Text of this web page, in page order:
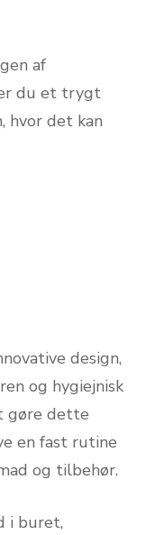
af
du et trygt
hvor det kan
design,
og hygiejnisk
gøre dette
en fast rutine
og tilbehør.
i buret,